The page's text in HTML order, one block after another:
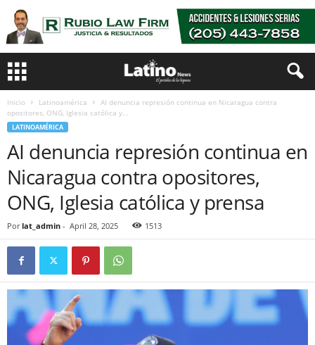
Inicio Latinoamérica
AI denuncia represión continua en Nicaragua contra
opositores, ONG, Iglesia católica y...
LATINOAMÉRICA
AI denuncia represión continua en
Nicaragua contra opositores,
ONG, Iglesia católica y prensa
Por lat_admin - April 28, 2025 1513